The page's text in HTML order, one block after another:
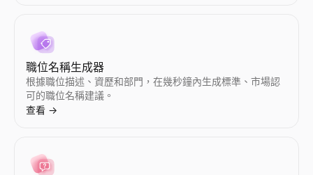
按行業和角色查詢精準的郵箱地址列表。AI 驅動的郵箱資料庫為
查看→
輸入一家公司 — 查看他們正在招聘什麼，哪些團隊正在成長，以
查看→
職位名稱生成器
根據職位描述、資歷和部門，在幾秒鐘內生成標準、市場認
可的職位名稱建議。
查看 →